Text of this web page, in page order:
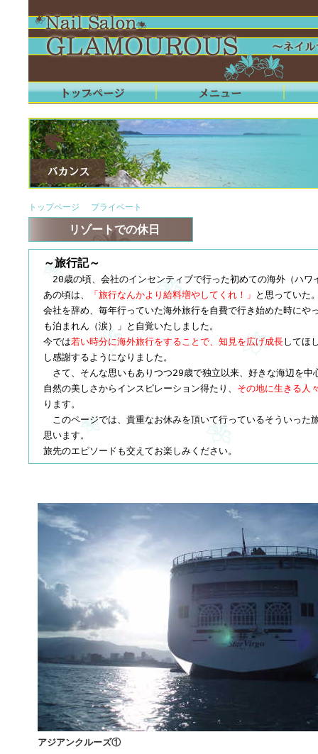
トップページ プライベート
リゾートでの休日
～旅行記～
20歳の頃、会社のインセンティブで行った初めての海外（ハワ
あの頃は、
「旅行なんかより給料増やしてくれ！」 と思っていた
会社を辞め、毎年行っていた海外旅行を自費で行き始めた時に
も泊まれん（涙）」と自覚いたしました。
今では若い時分に海外旅行をすることで、知見を広げ成長してほ
し感謝するようになりました。
さて、そんな思いもありつつ29歳で独立以来、好きな海辺を中
自然の美しさからインスピレーション得たり、 その地に生きる人
ります。
このページでは、貴重なお休みを頂いて行っているそういった
思います。
旅先のエピソードも交えてお楽しみください。
アジアンクルーズ①